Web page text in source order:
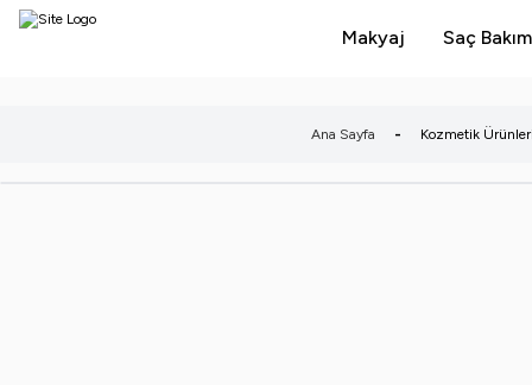
Makyaj Saç
Ana Sayfa - Kozmetik